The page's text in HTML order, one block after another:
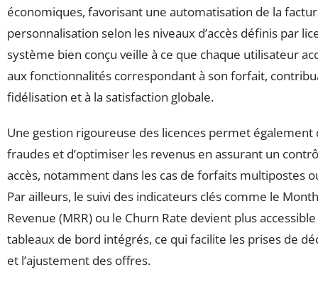
économiques, favorisant une automatisation de la
personnalisation selon les niveaux d’accès définis par
système bien conçu veille à ce que chaque utilisateur
aux fonctionnalités correspondant à son forfait,
fidélisation et à la satisfaction globale.
Une gestion rigoureuse des licences permet également
fraudes et d’optimiser les revenus en assurant un
accès, notamment dans les cas de forfaits multipostes
Par ailleurs, le suivi des indicateurs clés comme le
Revenue (MRR) ou le Churn Rate devient plus
tableaux de bord intégrés, ce qui facilite les prises de
et l’ajustement des offres.